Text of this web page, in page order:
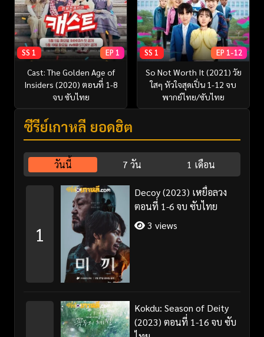
SS 1 EP 1
Cast: The Golden Age of
Insiders (2020) ตอนที่ 1-8
จบ ซับไทย
SS 1 EP 1-12
So Not Worth It (2021) วัย
ใสๆ หัวใจสุดเปิ่น 1-12 จบ
พากย์ไทย/ซับไทย
ซีรี่ย์เกาหลี ยอดฮิต
วันนี้ 7 วัน 1 เดือน
1
Decoy (2023) เหยื่อลวง
ตอนที่ 1-6 จบ ซับไทย
3 views
Kokdu: Season of Deity
(2023) ตอนที่ 1-16 จบ ซับ